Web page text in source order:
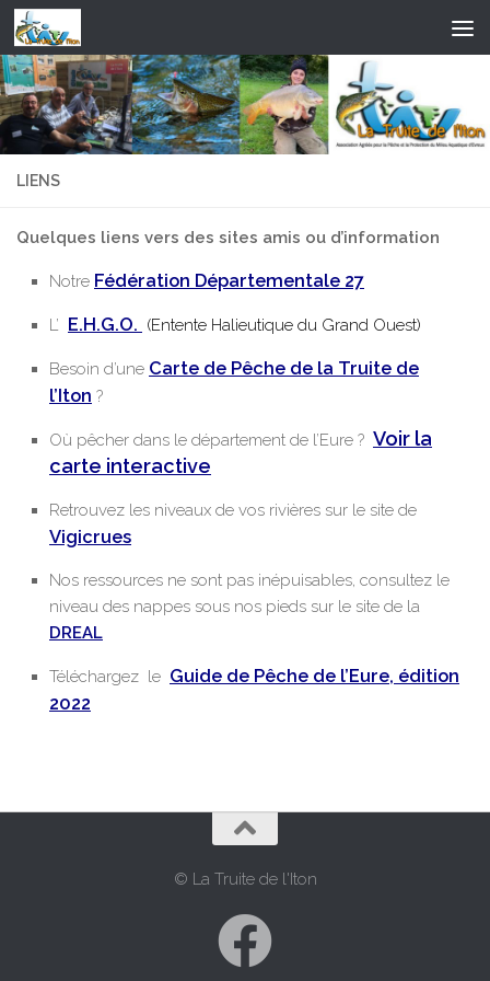
Skip to content
LIENS
Quelques liens vers des sites amis ou d’information
Notre Fédération Départementale 27
L’ E.H.G.O. (Entente Halieutique du Grand Ouest)
Besoin d’une Carte de Pêche de la Truite de
l’Iton ?
Où pêcher dans le département de l’Eure ? Voir la
carte interactive
Retrouvez les niveaux de vos rivières sur le site de
Vigicrues
Nos ressources ne sont pas inépuisables, consultez le
niveau des nappes sous nos pieds sur le site de la
DREAL
Téléchargez le Guide de Pêche de l’Eure, édition
2022
© La Truite de l'Iton